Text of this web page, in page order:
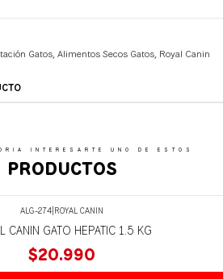
Gatos,Alimentos Secos Gatos, Royal Canin
INTERESARTE UNO DE ESTOS
PRODUCTOS
ALG-274 ROYAL CANIN
CANIN GATO HEPATIC 1.5 KG
$20.990